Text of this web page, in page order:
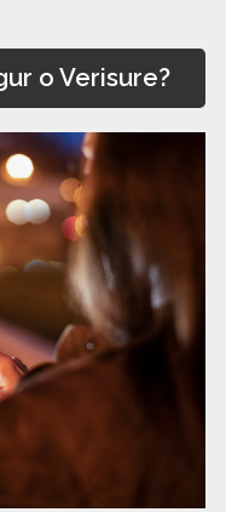
o Verisure?